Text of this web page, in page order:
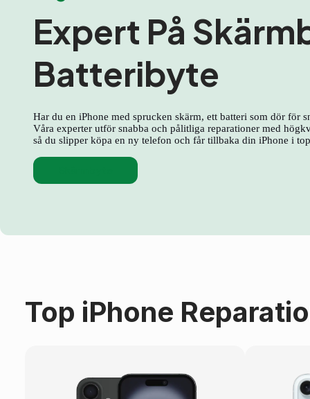
Expert På
Batteribyte
Har du en iPhone med sprucken skärm, ett batteri som dör för
Våra experter utför snabba och pålitliga reparationer med
så du slipper köpa en ny telefon och får tillbaka din iPhone i
Top iPhone